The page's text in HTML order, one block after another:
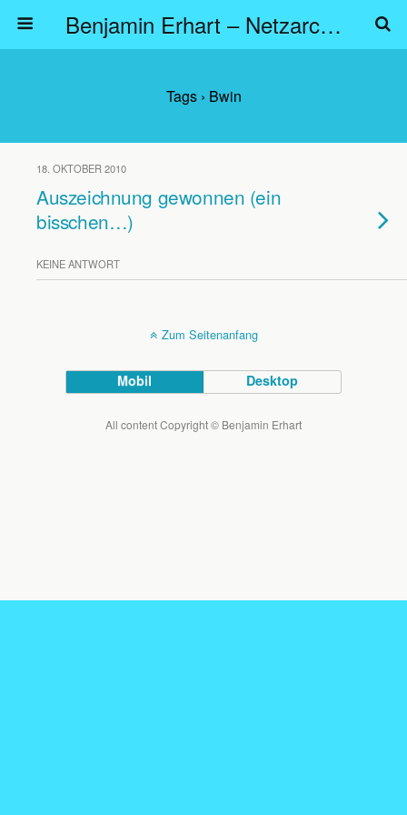
Benjamin Erhart – Netzarchitekt
Tags › Bwin
18. OKTOBER 2010
Auszeichnung gewonnen (ein
bisschen…)
KEINE ANTWORT
Zum Seitenanfang
Mobil Desktop
All content Copyright © Benjamin Erhart